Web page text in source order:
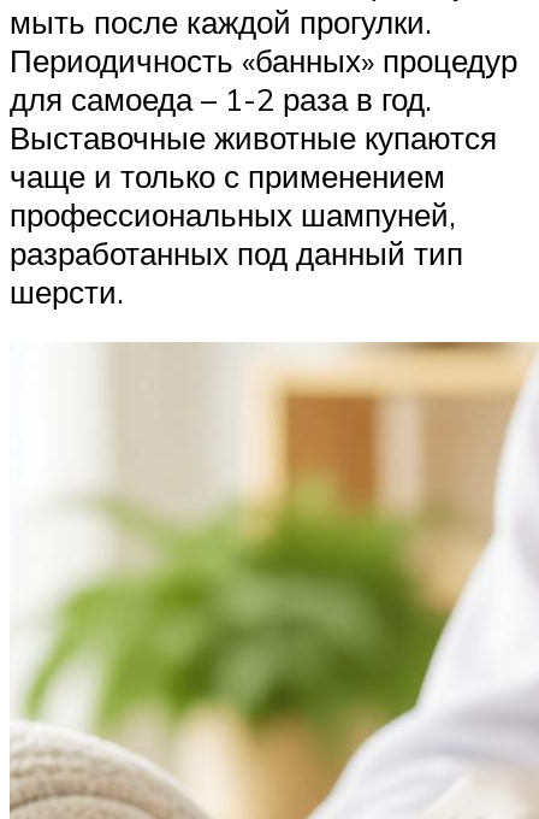
мыть после каждой прогулки.
Периодичность «банных» процедур
для самоеда – 1-2 раза в год.
Выставочные животные купаются
чаще и только с применением
профессиональных шампуней,
разработанных под данный тип
шерсти.